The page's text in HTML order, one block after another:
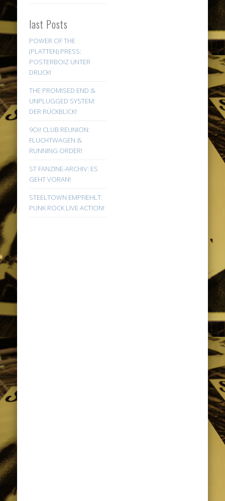
last Posts
POWER OF THE
(PLATTEN) PRESS:
POSTERBOIZ UNTER
DRUCK!
THE PROMISED END &
UNPLUGGED SYSTEM:
DER RÜCKBLICK!
9Oi! CLUB REUNION:
FLUCHTWAGEN &
RUNNING ORDER!
ST FANZINE-ARCHIV: ES
GEHT VORAN!
STEELTOWN EMPFIEHLT:
PUNK ROCK LIVE ACTION!